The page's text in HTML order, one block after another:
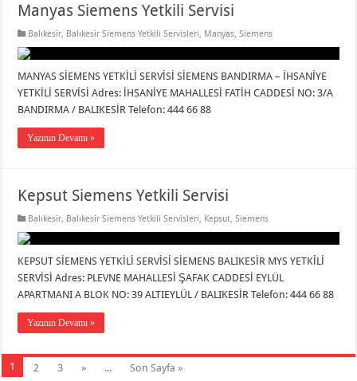
Manyas Siemens Yetkili Servisi
Balıkesir, Balıkesir Siemens Yetkili Servisleri, Manyas,Siemens
MANYAS SİEMENS YETKİLİ SERVİSİ SİEMENS BANDIRMA – İHSANİYE
YETKİLİ SERVİSİ Adres: İHSANİYE MAHALLESİ FATİH CADDESİ NO: 3/A
BANDIRMA / BALIKESİR Telefon: 444 66 88
Yazının Devamı »
Kepsut Siemens Yetkili Servisi
Balıkesir, Balıkesir Siemens Yetkili Servisleri, Kepsut,Siemens
KEPSUT SİEMENS YETKİLİ SERVİSİ SİEMENS BALIKESİR MYS YETKİLİ
SERVİSİ Adres: PLEVNE MAHALLESİ ŞAFAK CADDESİ EYLÜL
APARTMANI A BLOK NO: 39 ALTIEYLÜL / BALIKESİR Telefon: 444 66 88
Yazının Devamı »
1 2 3 » ... Son Sayfa »